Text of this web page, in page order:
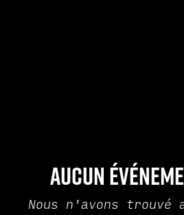
Aucun
Nous n'avons